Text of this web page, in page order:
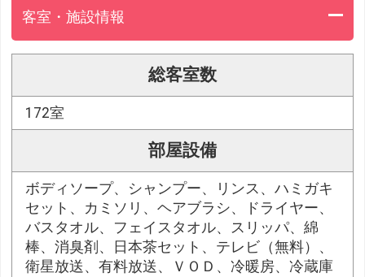
客室・施設情報
総客室数
172室
部屋設備
ボディソープ、シャンプー、リンス、ハミガキ
セット、カミソリ、ヘアブラシ、ドライヤー、
バスタオル、フェイスタオル、スリッパ、綿
棒、消臭剤、日本茶セット、テレビ（無料）、
衛星放送、有料放送、ＶＯＤ、冷暖房、冷蔵庫